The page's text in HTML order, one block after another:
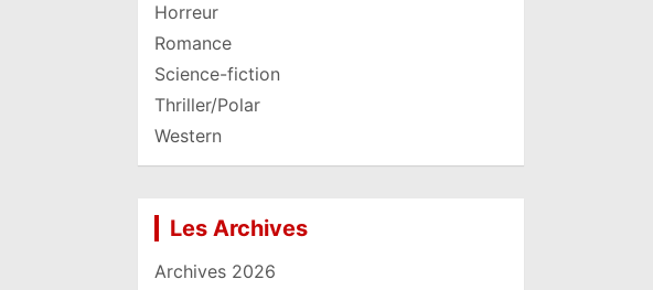
Horreur
Romance
Science-fiction
Thriller/Polar
Western
Les Archives
Archives 2026